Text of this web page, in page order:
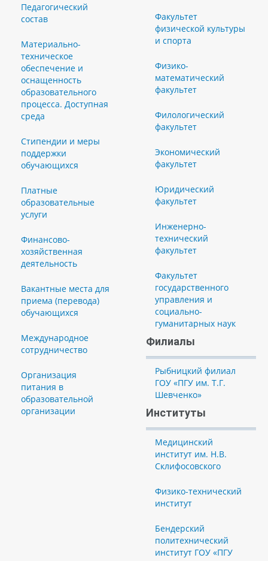
Педагогический
состав
Материально-
техническое
обеспечение и
оснащенность
образовательного
процесса. Доступная
среда
Стипендии и меры
поддержки
обучающихся
Платные
образовательные
услуги
Финансово-
хозяйственная
деятельность
Вакантные места для
приема (перевода)
обучающихся
Международное
сотрудничество
Организация
питания в
образовательной
организации
Факультет
физической культуры
и спорта
Физико-
математический
факультет
Филологический
факультет
Экономический
факультет
Юридический
факультет
Инженерно-
технический
факультет
Факультет
государственного
управления и
социально-
гуманитарных наук
Филиалы
Рыбницкий филиал
ГОУ «ПГУ им. Т.Г.
Шевченко»
Институты
Медицинский
институт им. Н.В.
Склифосовского
Физико-технический
институт
Бендерский
политехнический
институт ГОУ «ПГУ